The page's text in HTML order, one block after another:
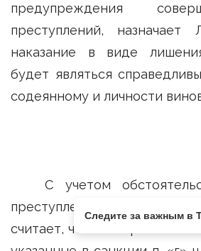
предупреждения
преступлений,
наказание в виде
будет являться
содеянному и личности
С учетом
преступления,
считает, что
Следите за важным в